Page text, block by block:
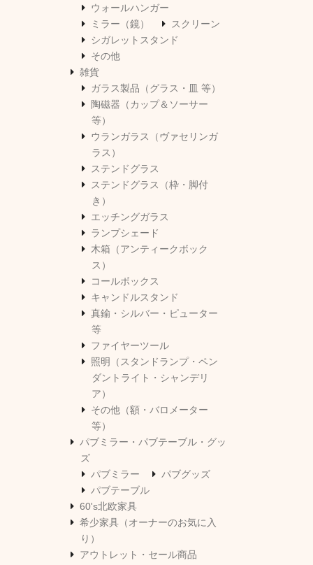
ウォールハンガー
ミラー（鏡）
スクリーン
シガレットスタンド
その他
雑貨
ガラス製品（グラス・皿 等）
陶磁器（カップ＆ソーサー
等）
ウランガラス（ヴァセリンガ
ラス）
ステンドグラス
ステンドグラス（枠・脚付
き）
エッチングガラス
ランプシェード
木箱（アンティークボック
ス）
コールボックス
キャンドルスタンド
真鍮・シルバー・ピューター
等
ファイヤーツール
照明（スタンドランプ・ペン
ダントライト・シャンデリ
ア）
その他（額・バロメーター
等）
パブミラー・パブテーブル・グッ
ズ
パブミラー
パブグッズ
パブテーブル
60's北欧家具
希少家具（オーナーのお気に入
り）
アウトレット・セール商品